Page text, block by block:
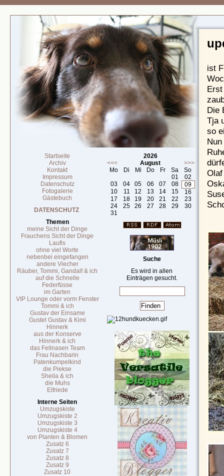
Startseite
Archiv
Kontakt
Impressum
Datenschutz
Fotogalerie
Gästebuch
DATENSCHUTZ
Themen
meine Sicht der Dinge
Frauchens Sicht der Dinge
Laufis
ohne viel Worte
nebenbei eingefangen
andere Viecher
Räuber, Tommi, Gandalf & ich
auf die Schnelle
Federfüsse
im Garten
VIP Lounge oder vorm Fenster
Tommi & ich
Gustav der Einsame
Gustel Gustav & Kimi
Hinnerk
aus der Konserve
Hinnerk & ich
das Fellnasen Team
Frau Nachbarin
Patenkumpelkind
die Piekse
Sheila & ich
die Muhs
Elfriede
Interne Seiten
Umzugskiste
Umzugskiste 2
Umzugskiste 3
Umzugskiste 4
von Planten & Blomen
Zusatz 6
Zusatz 7
Zusatz 8
Zusatz 9
Zusatz 10
2026
<<<
August
>>>
Mo
Di Mi Do Fr Sa
So
01
02
03
04 05 06 07 08
09
10
11 12 13 14 15
16
17
18 19 20 21 22
23
24
25 26 27 28 29
30
31
Suche
Es wird in allen
Einträgen gesucht.
ist
Die
Tja
so
Olaf